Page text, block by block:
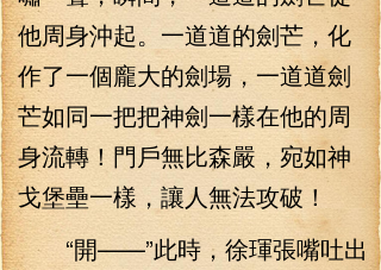
他周身沖起。一道道的劍芒，化
作了一個龐大的劍場，一道道劍
芒如同一把把神劍一樣在他的周
身流轉！門戶無比森嚴，宛如神
戈堡壘一樣，讓人無法攻破！
“開——”此時，徐琿張嘴吐出